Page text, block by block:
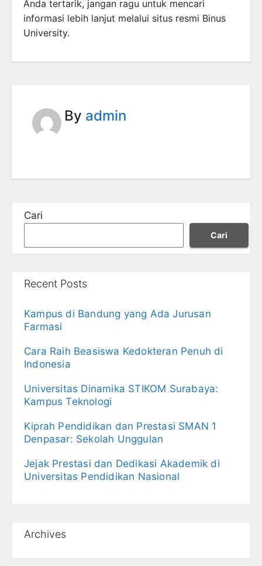
Anda tertarik, jangan ragu untuk mencari
informasi lebih lanjut melalui situs resmi Binus
University.
By admin
Cari
Cari
Recent Posts
Kampus di Bandung yang Ada Jurusan
Farmasi
Cara Raih Beasiswa Kedokteran Penuh di
Indonesia
Universitas Dinamika STIKOM Surabaya:
Kampus Teknologi
Kiprah Pendidikan dan Prestasi SMAN 1
Denpasar: Sekolah Unggulan
Jejak Prestasi dan Dedikasi Akademik di
Universitas Pendidikan Nasional
Archives